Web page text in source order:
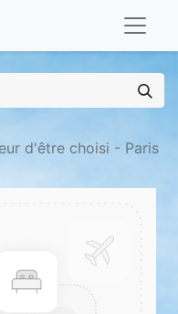
d'être choisi - Paris